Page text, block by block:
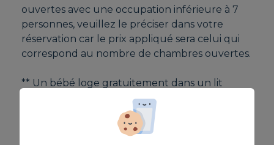
ouvertes avec une occupation inférieure à 7
personnes, veuillez le préciser dans votre
réservation car le prix appliqué sera celui qui
correspond au nombre de chambres ouvertes.
** Un bébé loge gratuitement dans un lit
d'enfant, une chaise haute sera également
fournie (sur demande).